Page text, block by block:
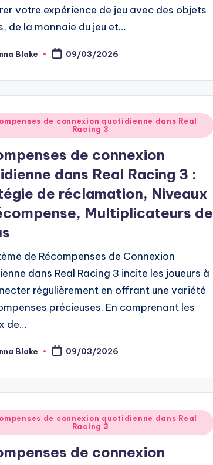
votre expérience de jeu avec des objets
de la monnaie du jeu et…
Blake 09/03/2026
de connexion quotidienne dans Real
Racing 3
de connexion
dans Real Racing 3 :
de réclamation, Niveaux
Multiplicateurs de
de Récompenses de Connexion
dans Real Racing 3 incite les joueurs à
régulièrement en offrant une variété
précieuses. En comprenant les
de…
Blake 09/03/2026
de connexion quotidienne dans Real
Racing 3
de connexion